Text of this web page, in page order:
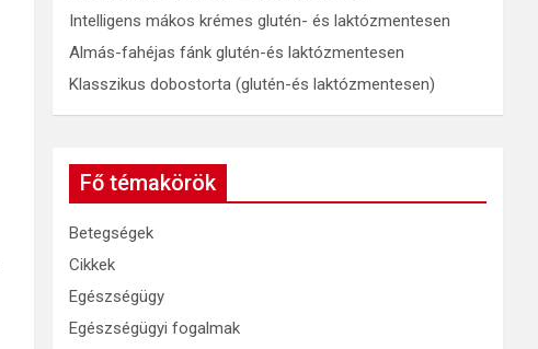
Intelligens mákos krémes glutén- és laktózmentesen
Almás-fahéjas fánk glutén-és laktózmentesen
Klasszikus dobostorta (glutén-és laktózmentesen)
Fő témakörök
Betegségek
Cikkek
Egészségügy
Egészségügyi fogalmak